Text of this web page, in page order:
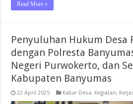
Read More »
Penyuluhan Hukum Desa
dengan Polresta
Negeri Purwokerto, dan
Kabupaten Banyumas
22 April 2025 Kabar Desa, Kegiatan,